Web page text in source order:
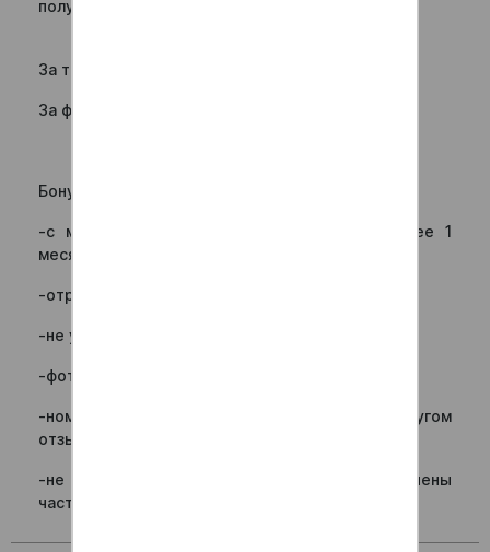
получи свой писательский гонорар!
За текстовый отзыв –
За фото-отзыв –
Бонусы не будут начислены, если:
-с момента публикации отзыва прошло более 1
месяца;
-отредактирован ранее опубликованный отзыв;
-не указан номер заказа в тексте отзыва;
-фото не соответствует составу заказа;
-номер заказа ранее был использован в другом
отзыве;
-не выполнены условия акции ( или выполнены
частично).